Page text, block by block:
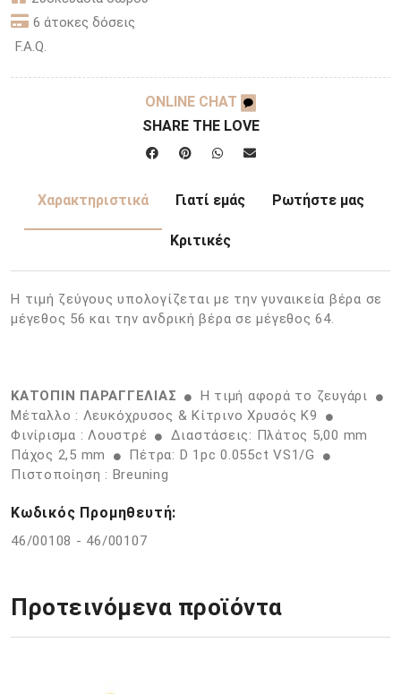
6 άτοκες δόσεις
F.A.Q.
ONLINE CHAT
SHARE THE LOVE
Χαρακτηριστικά Γιατί εμάς Ρωτήστε μας
Κριτικές
Η τιμή ζεύγους υπολογίζεται με την γυναικεία βέρα σε
μέγεθος 56 και την ανδρική βέρα σε μέγεθος 64.
ΚΑΤΟΠΙΝ ΠΑΡΑΓΓΕΛΙΑΣ
Η τιμή αφορά το ζευγάρι
Μέταλλο : Λευκόχρυσος & Κίτρινο Χρυσός K9
Φινίρισμα : Λουστρέ
Διαστάσεις: Πλάτος 5,00 mm
Πάχος 2,5 mm
Πέτρα: D 1pc 0.055ct VS1/G
Πιστοποίηση : Breuning
Κωδικός Προμηθευτή:
46/00108 - 46/00107
Προτεινόμενα προϊόντα